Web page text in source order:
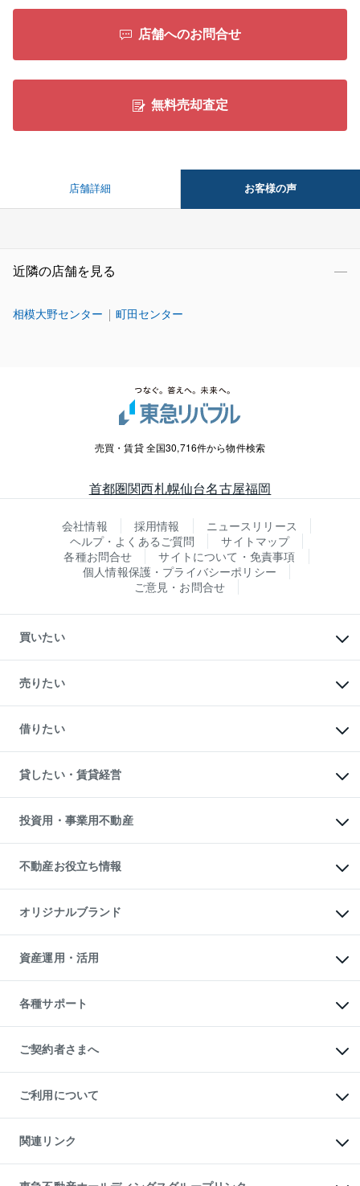
店舗へのお問合せ
無料売却査定
店舗詳細 お客様の声
近隣の店舗を見る
相模大野センター 町田センター
売買・賃貸 全国30,716件から物件検索
首都圏関西札幌仙台名古屋福岡
会社情報 採用情報
ニュースリリース
ヘルプ・よくあるご質問
サイトマップ
各種お問合せ
サイトについて・免責事項
個人情報保護・プライバシーポリシー
ご意見・お問合せ
買いたい
新築・分譲マンションの購入
中古マンションの購入
一戸建ての購入
中古一戸建ての購入
不動産購入の流れ
注目キーワード物件特集
購入ガイド
English 繁体中文簡体中文
売りたい
一戸建ての売却・査定
土地の売却・査定
スピードAI査定
不動産査定について
不動産売却の流れ
不動産買換えの流れ
売却ガイド
借りたい
オフィス・店舗の賃貸
借りるときの流れ
借りるガイド
貸したい・賃貸経営
マンション賃料データ
賃貸管理プラン
リロケーションについて
貸すガイド
投資用・事業用不動産
事業用不動産
マンション投資
投資用マンション
アパート経営
収益物件
ビル購入（ビル一棟）
投資用不動産の売却査定
事業用不動産の売却査定
不動産お役立ち情報
マンションライブラリー
人気マンションランキング
暮らしに役立つ不動産メディア
不動産相場・不動産価格情報
不動産コラム・ニュース
不動産用語集
不動産なんでもネット相談室
住まいの税金
オリジナルブランド
一棟リノベーションマンション
L`GENTE（ルジェンテ）
区分リノベーションマンション
投資用一棟レジデンスWELL
不動産小口投資
LEGACIA（レガシア）
資産運用・活用
不動産M&A
アセットマネジメント・出資
各種サポート
相続サポート
リフォームサポート
ご契約者さまへ
ご紹介・再契約特典
入居者様専用-各種ご案内（賃貸）
東急こすもす会「こすもすWeb」
ご利用について
金融商品取引について
東急リバブル ソーシャルメディアポリシー
ご意見・お問い合わせ（金融商品取引専用の相談・お問い合わせ窓口）
関連リンク
これからご結婚される方に東急百貨店のブライダルクラブ